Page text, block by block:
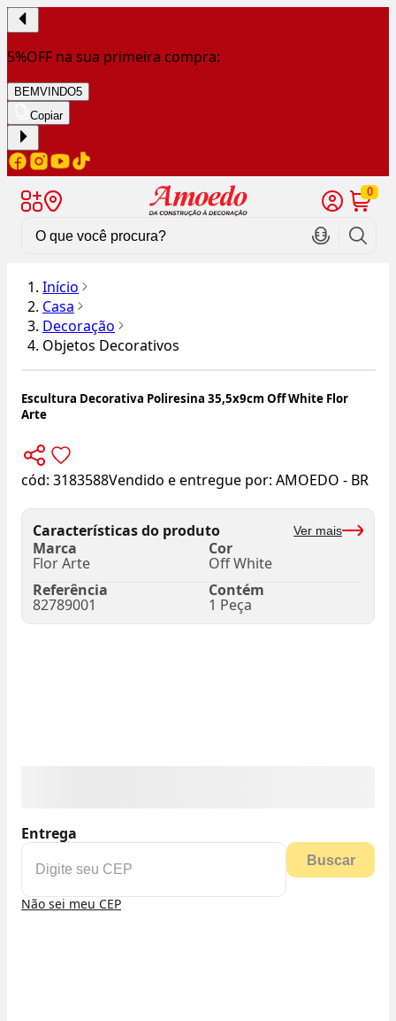
5%OFF na sua primeira compra:
BEMVINDO5
Copiar
0
Início
Casa
Decoração
Objetos Decorativos
Escultura Decorativa Poliresina 35,5x9cm Off White Flor
Arte
cód: 3183588Vendido e entregue por: AMOEDO - BR
Características do produto Ver mais
Marca
Flor Arte
Cor
Off White
Referência
82789001
Contém
1 Peça
Entrega
Buscar
Não sei meu CEP